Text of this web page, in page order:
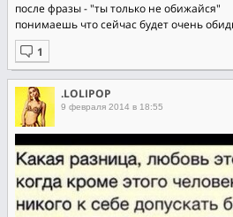
после фразы - "ты только не обижайся"
понимаешь что сейчас будет очень
.LOLIPOP
9 февраля 2014 в 18:55